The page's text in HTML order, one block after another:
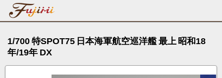
1/700 特SPOT75 日本海軍航空巡洋艦 最上 昭和18
年/19年 DX